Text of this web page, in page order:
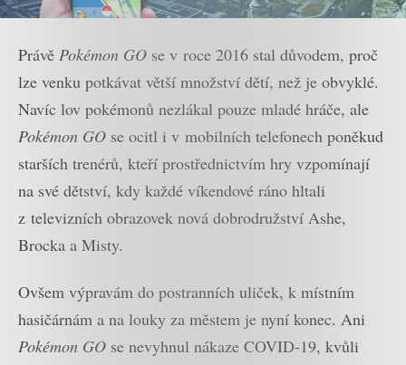
Právě Pokémon GO se v roce 2016 stal důvodem, proč
lze venku potkávat větší množství dětí, než je obvyklé.
Navíc lov pokémonů nezlákal pouze mladé hráče, ale
Pokémon GO se ocitl i v mobilních telefonech poněkud
starších trenérů, kteří prostřednictvím hry vzpomínají
na své dětství, kdy každé víkendové ráno hltali
z televizních obrazovek nová dobrodružství Ashe,
Brocka a Misty.
Ovšem výpravám do postranních uliček, k místním
hasičárnám a na louky za městem je nyní konec. Ani
Pokémon GO se nevyhnul nákaze COVID-19, kvůli